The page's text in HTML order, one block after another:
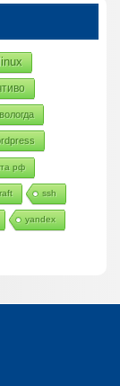
вологда
рф
ssh
yandex